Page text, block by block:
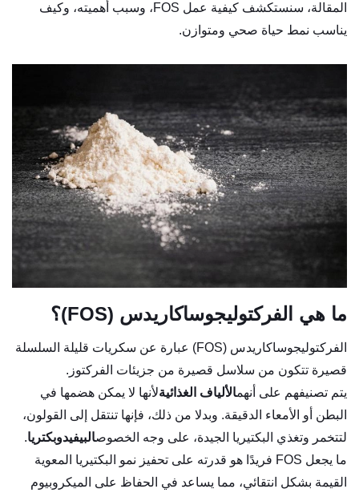
المقالة، سنستكشف كيفية عمل FOS، وسبب أهميته، وكيف
يناسب نمط حياة صحي ومتوازن.
ما هي الفركتوليجوساكاريدس (FOS)؟
الفركتوليجوساكاريدس (FOS) عبارة عن سكريات قليلة السلسلة
قصيرة تتكون من سلاسل قصيرة من جزيئات الفركتوز.
يتم تصنيفهم على أنهمالألياف الغذائيةلأنها لا يمكن هضمها في
البطن أو الأمعاء الدقيقة. وبدلا من ذلك، فإنها تنتقل إلى القولون،
لتتخمر وتغذي البكتيريا الجيدة، على وجه الخصوصالبيفيدوبكتريا.
ما يجعل FOS فريدًا هو قدرته على تحفيز نمو البكتيريا المعوية
القيمة بشكل انتقائي، مما يساعد في الحفاظ على الميكروبيوم